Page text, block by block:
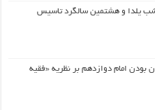
یلدا و هشتمین سالگرد تاسیس
بودن امام دوازدهم بر نظریه «فقیه